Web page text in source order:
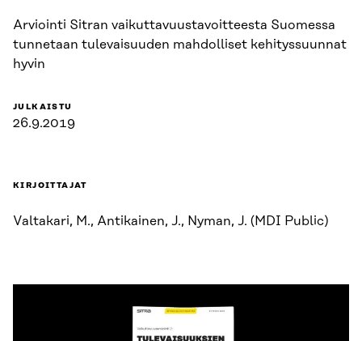
Arviointi Sitran vaikuttavuustavoitteesta Suomessa
tunnetaan tulevaisuuden mahdolliset kehityssuunnat
hyvin
JULKAISTU
26.9.2019
KIRJOITTAJAT
Valtakari, M., Antikainen, J., Nyman, J. (MDI Public)